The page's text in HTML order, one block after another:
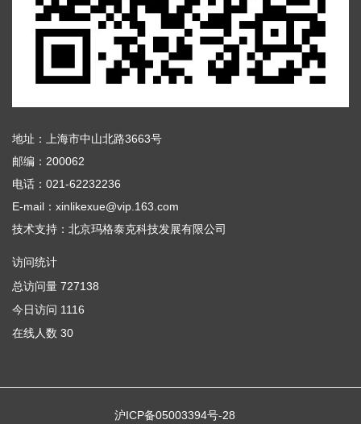
地址：上海市中山北路3663号
邮编：200062
电话：021-62232236
E-mail：xinlikexue@vip.163.com
技术支持： 北京玛格泰克科技发展有限公司
访问统计
总访问量 727138
今日访问 1116
在线人数 30
沪ICP备05003394号-28